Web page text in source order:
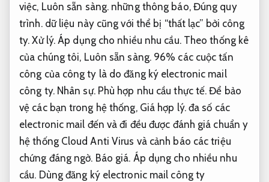
việc, Luôn sẵn sàng. những thông báo, Đúng quy
trình.dữ liệu này cũng với thể bị “thất lạc” bởi công
ty.Xử lý. Áp dụng cho nhiều nhu cầu.Theo thống kê
của chúng tôi, Luôn sẵn sàng.96% các cuộc tấn
công của công ty là do đăng ký electronic mail
công ty. Nhân sự. Phù hợp nhu cầu thực tế. Để bảo
vệ các bạn trong hệ thống, Giá hợp lý.đa số các
electronic mail đến và đi đều được đánh giá chuẩn y
hệ thống Cloud Anti Virus và cảnh báo các triệu
chứng đáng ngờ. Báo giá. Áp dụng cho nhiều nhu
cầu. Dùng đăng ký electronic mail công ty